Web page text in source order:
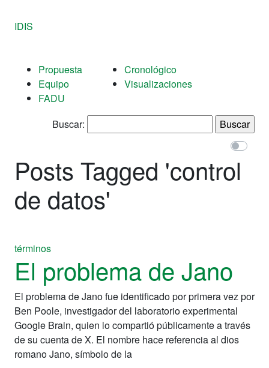
IDIS
Propuesta
Equipo
FADU
Cronológico
Visualizaciones
Buscar:
Posts Tagged 'control
de datos'
términos
El problema de Jano
El problema de Jano fue identificado por primera vez por
Ben Poole, investigador del laboratorio experimental
Google Brain, quien lo compartió públicamente a través
de su cuenta de X. El nombre hace referencia al dios
romano Jano, símbolo de la